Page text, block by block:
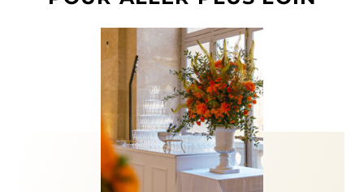
Aucun duplicata ne sera délivré, même en cas de
perte ou de vol.
L’équipe billetterie est à votre disposition par
01 30 83 78 89(du lundi au vendredi
de 11h à 18h) ou sur place dans notre billetterie-
boutique (3 bis rue des Réservoirs, 78000 Versailles
; du lundi au vendredi de 11h à 18h, ainsi que les
samedis de spectacles hors Grandes Eaux